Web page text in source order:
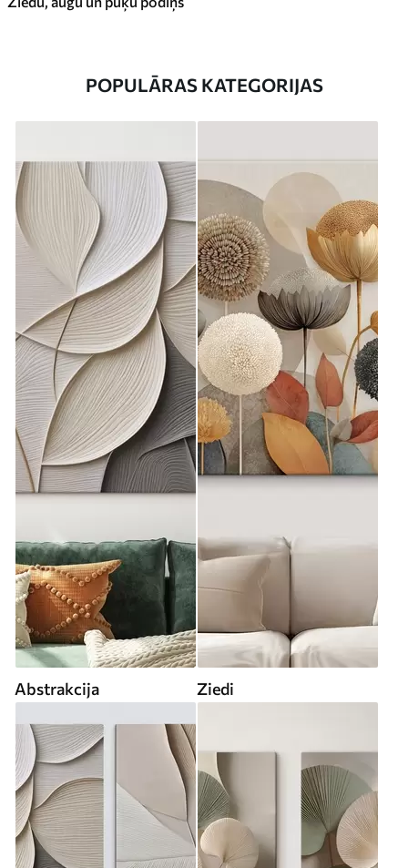
POPULĀRAS KATEGORIJAS
Abstrakcija Ziedi